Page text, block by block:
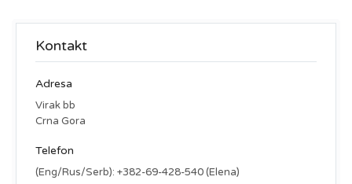
Kontakt
Adresa
Virak bb
Crna Gora
Telefon
(Eng/Rus/Serb): +382-69-428-540 (Elena)